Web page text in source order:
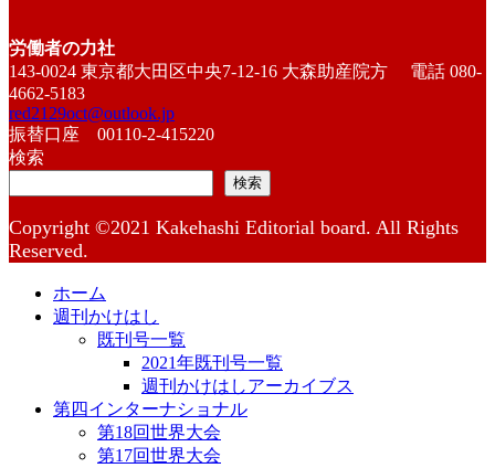
労働者の力社
143-0024 東京都大田区中央7-12-16 大森助産院方 電話 080-
4662-5183
red2129oct@outlook.jp
振替口座 00110-2-415220
検索
検索
Copyright ©2021 Kakehashi Editorial board. All Rights
Reserved.
ホーム
週刊かけはし
既刊号一覧
2021年既刊号一覧
週刊かけはしアーカイブス
第四インターナショナル
第18回世界大会
第17回世界大会